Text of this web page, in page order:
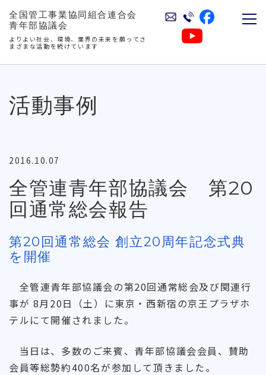
全国管工事業協同組合連合会
青年部協議会
よりよい社会、環境、業界の未来を願ってさ
まざまな活動を続けています
活動事例
2016.10.07
全管連青年部協議会 第20
回通常総会報告
第20回通常総会 創立20周年記念式典
を開催
全管連青年部協議会の第20回通常総会及び関連行
事が 8月20日（土）に東京・西新宿の京王プラザホ
テルにて開催されました。
当日は、多数のご来賓、青年部協議会会員、賛助
会員等総勢約400名が参加して頂きました。